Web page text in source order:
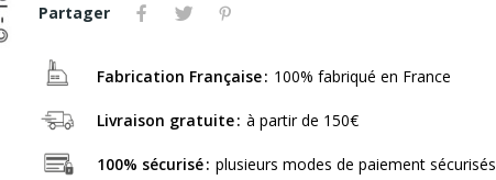
Partager
Fabrication Française 100% fabriqué en France
Livraison gratuite à partir de 150€
100% sécurisé plusieurs modes de paiement sécurisés